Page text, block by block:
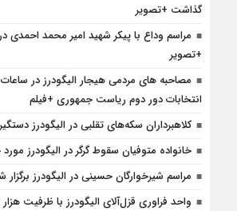
گذاشت +تصویر
مراسم وداع با پیکر شهید امیر محمد احمدی در
+تصویر
مصاحبه های مردمی هیجار الیگودرز در ساعات
انتخابات دور دوم ریاست جمهوری +فیلم
کلاهبرداران سکه‌های تقلبی در الیگودرز
خانواده متوفیان سقوط گرگر در الیگودرز
مراسم شیرخوارگان حسینی در الیگودرز
واحد فراوری قزل‌آلای الیگودرز با ظرفیت